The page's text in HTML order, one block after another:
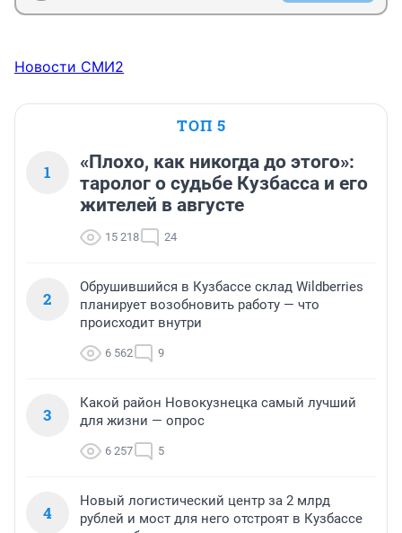
Новости СМИ2
ТОП 5
1
«Плохо, как никогда до этого»:
таролог о судьбе Кузбасса и его
жителей в августе
15 218 24
2
Обрушившийся в Кузбассе склад Wildberries
планирует возобновить работу — что
происходит внутри
6 562 9
3
Какой район Новокузнецка самый лучший
для жизни — опрос
6 257 5
4
Новый логистический центр за 2 млрд
рублей и мост для него отстроят в Кузбассе